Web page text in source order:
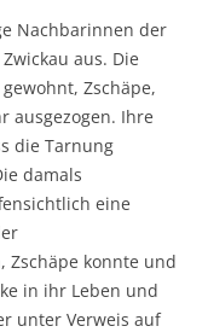
Nachbarinnen der
aus. Die
Zschäpe,
ausgezogen. Ihre
die Tarnung
damals
eine
Zschäpe konnte und
in ihr Leben und
unter Verweis auf